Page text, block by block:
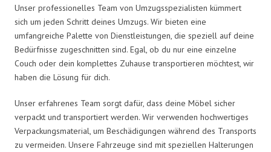
Unser professionelles Team von Umzugsspezialisten kümmert
sich um jeden Schritt deines Umzugs. Wir bieten eine
umfangreiche Palette von Dienstleistungen, die speziell auf deine
Bedürfnisse zugeschnitten sind. Egal, ob du nur eine einzelne
Couch oder dein komplettes Zuhause transportieren möchtest, wir
haben die Lösung für dich.
Unser erfahrenes Team sorgt dafür, dass deine Möbel sicher
verpackt und transportiert werden. Wir verwenden hochwertiges
Verpackungsmaterial, um Beschädigungen während des Transports
zu vermeiden. Unsere Fahrzeuge sind mit speziellen Halterungen